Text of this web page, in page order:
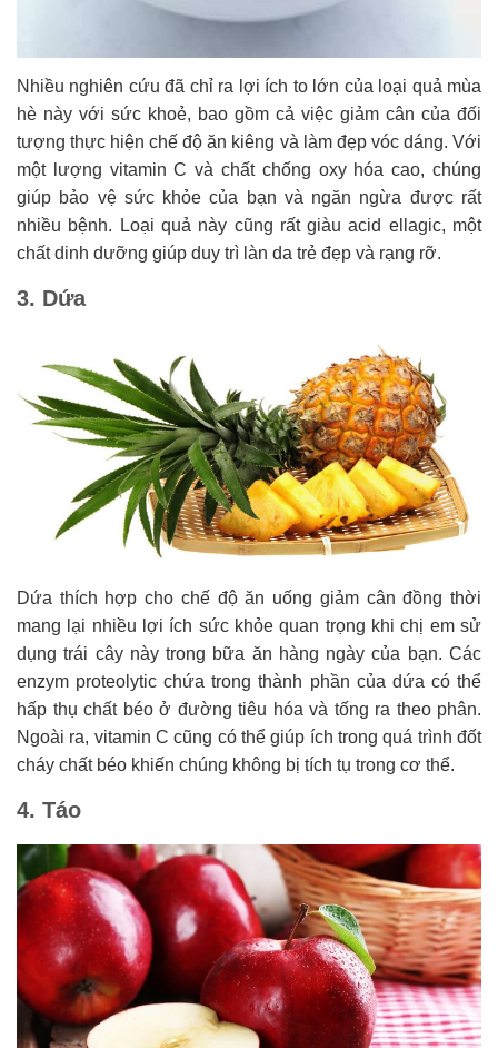
Nhiều nghiên cứu đã chỉ ra lợi ích to lớn của loại quả mùa
hè này với sức khoẻ, bao gồm cả việc giảm cân của đối
tượng thực hiện chế độ ăn kiêng và làm đẹp vóc dáng. Với
một lượng vitamin C và chất chống oxy hóa cao, chúng
giúp bảo vệ sức khỏe của bạn và ngăn ngừa được rất
nhiều bệnh. Loại quả này cũng rất giàu acid ellagic, một
chất dinh dưỡng giúp duy trì làn da trẻ đẹp và rạng rỡ.
3. Dứa
Dứa thích hợp cho chế độ ăn uống giảm cân đồng thời
mang lại nhiều lợi ích sức khỏe quan trọng khi chị em sử
dụng trái cây này trong bữa ăn hàng ngày của bạn. Các
enzym proteolytic chứa trong thành phần của dứa có thể
hấp thụ chất béo ở đường tiêu hóa và tống ra theo phân.
Ngoài ra, vitamin C cũng có thể giúp ích trong quá trình đốt
cháy chất béo khiến chúng không bị tích tụ trong cơ thể.
4. Táo